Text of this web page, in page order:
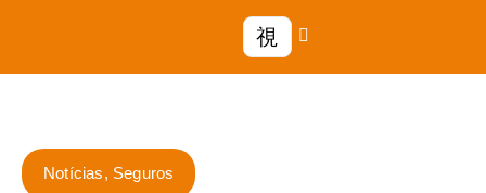
Notícias, Seguros